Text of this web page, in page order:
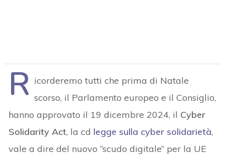
R icorderemo tutti che prima di Natale
scorso, il Parlamento europeo e il Consiglio,
hanno approvato il 19 dicembre 2024, il Cyber
Solidarity Act, la cd legge sulla cyber solidarietà,
vale a dire del nuovo “scudo digitale” per la UE